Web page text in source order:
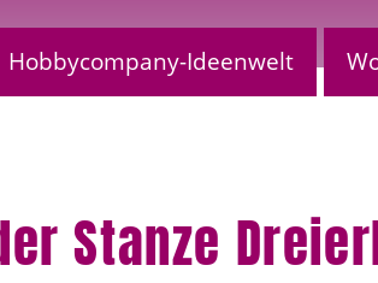
Hobbycompany-Ideenwelt
Stanze